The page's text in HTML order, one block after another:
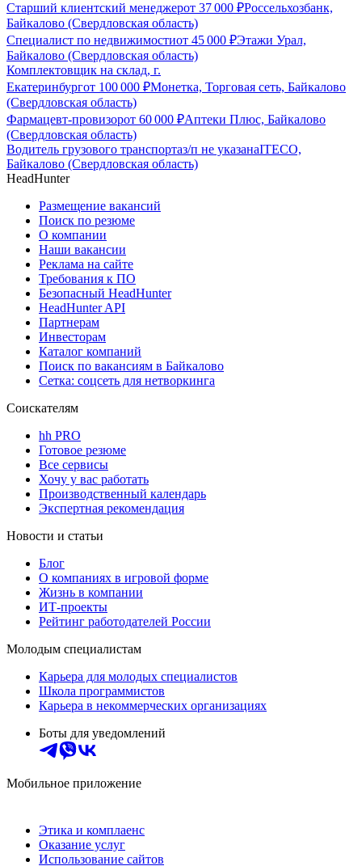
Старший клиентский менеджерот 37 000 ₽Россельхозбанк,
Байкалово (Свердловская область)
Специалист по недвижимостиот 45 000 ₽Этажи Урал,
Байкалово (Свердловская область)
Комплектовщик на склад, г.
Екатеринбургот 100 000 ₽Монетка, Торговая сеть, Байкалово
(Свердловская область)
Фармацевт-провизорот 60 000 ₽Аптеки Плюс, Байкалово
(Свердловская область)
Водитель грузового транспортаз/п не указанаITECO,
Байкалово (Свердловская область)
HeadHunter
Размещение вакансий
Поиск по резюме
О компании
Наши вакансии
Реклама на сайте
Требования к ПО
Безопасный HeadHunter
HeadHunter API
Партнерам
Инвесторам
Каталог компаний
Поиск по вакансиям в Байкалово
Сетка: соцсеть для нетворкинга
Соискателям
hh PRO
Готовое резюме
Все сервисы
Хочу у вас работать
Производственный календарь
Экспертная рекомендация
Новости и статьи
Блог
О компаниях в игровой форме
Жизнь в компании
ИТ-проекты
Рейтинг работодателей России
Молодым специалистам
Карьера для молодых специалистов
Школа программистов
Карьера в некоммерческих организациях
Боты для уведомлений
Мобильное приложение
Этика и комплаенс
Оказание услуг
Использование сайтов